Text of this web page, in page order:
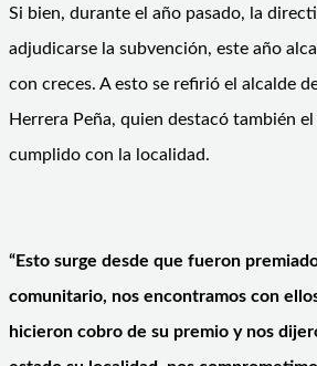
Si bien, durante el año pasado, la
adjudicarse la subvención, este año
con creces. A esto se refirió el alcalde
Herrera Peña, quien destacó también
cumplido con la localidad.
“Esto surge desde que fueron
comunitario, nos encontramos con
hicieron cobro de su premio y nos